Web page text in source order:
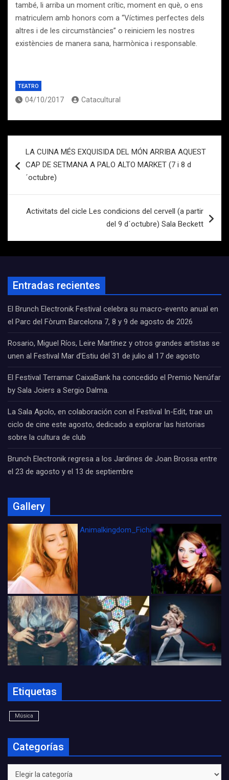
també, li arriba un moment crític, moment en què, o ens
matriculem amb honors com a “Víctimes perfectes dels
altres i de les circumstàncies” o reiniciem les nostres
existències de manera sana, harmònica i responsable.
TEATRO
04/10/2017 Catacultural
de
entradas
LA CUINA MÉS EXQUISIDA DEL MÓN ARRIBA AQUEST
CAP DE SETMANA A PALO ALTO MARKET (7 i 8 d
´octubre)
Activitats del cicle Les condicions del cervell (a partir
del 9 d´octubre) Sala Beckett
Entradas recientes
El Brunch Electronik Festival celebra su macro-evento anual en
el Parc del Fòrum Barcelona 7, 8 y 9 de agosto de 2026
Rosario, Miguel Ríos, Leire Martínez y otros grandes artistas se
unen al Festival Mar d’Estiu del 31 de julio al 17 de agosto
El Festival Terramar CaixaBank ha concedido el Premio Nenúfar
by Sala Joiers a Sergio Dalma.
La Sala Apolo, en colaboración con el Festival In-Edit, trae un
ciclo de cine este agosto, dedicado a explorar las historias
sobre la cultura de club
Brunch Electronik regresa a los Jardines de Joan Brossa entre
el 23 de agosto y el 13 de septiembre
Gallery
Animalkingdom_FichaCine
Etiquetas
Música
Categorías
Categorías